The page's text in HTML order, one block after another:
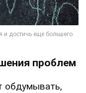
проблем
обдумывать,